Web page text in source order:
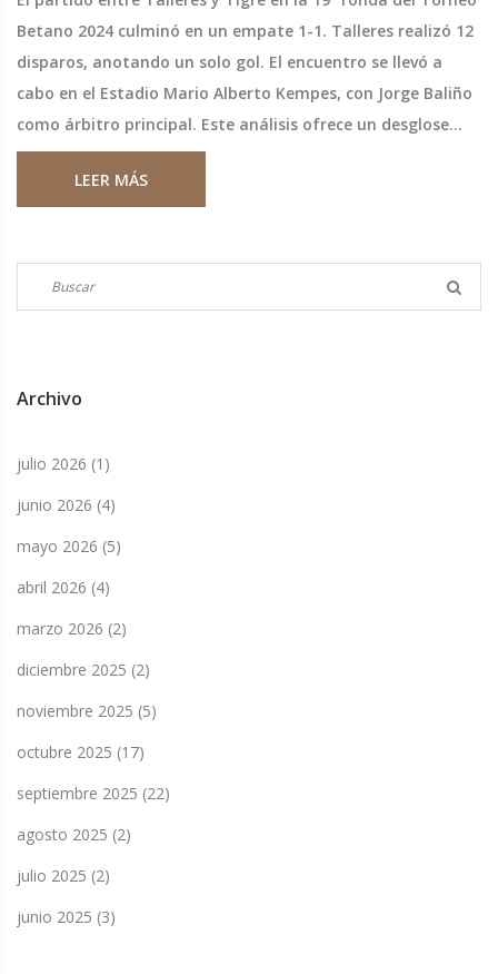
Betano 2024 culminó en un empate 1-1. Talleres realizó 12
disparos, anotando un solo gol. El encuentro se llevó a
cabo en el Estadio Mario Alberto Kempes, con Jorge Baliño
como árbitro principal. Este análisis ofrece un desglose
detallado de las estadísticas y el rendimiento de ambos
equipos en el campo.
LEER MÁS
Archivo
julio 2026 (1)
junio 2026 (4)
mayo 2026 (5)
abril 2026 (4)
marzo 2026 (2)
diciembre 2025 (2)
noviembre 2025 (5)
octubre 2025 (17)
septiembre 2025 (22)
agosto 2025 (2)
julio 2025 (2)
junio 2025 (3)